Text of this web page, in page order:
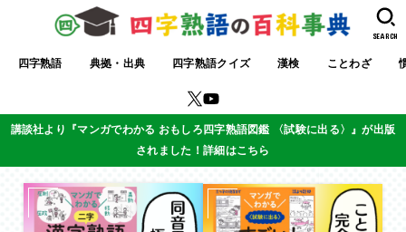
四字熟語 典拠・出典 四字熟語クイズ 漢検 ことわざ
SEARCH
講談社より『マンガでわかる おもしろ四字熟語図鑑 〈試験に出る〉』が出版
されました！詳細はこちら